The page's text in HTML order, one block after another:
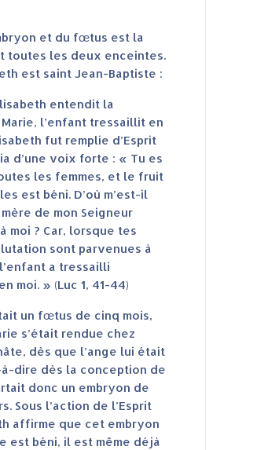
et du fœtus est la
toutes les deux enceintes.
est saint Jean-Baptiste :
entendit la
l’enfant tressaillit en
fut remplie d’Esprit
d’une voix forte : « Tu es
les femmes, et le fruit
est béni. D’où m’est-il
de mon Seigneur
moi ? Car, lorsque tes
sont parvenues à
a tressailli
moi. » (Luc 1, 41-44)
un fœtus de cinq mois,
s’était rendue chez
dès que l’ange lui était
à-dire dès la conception de
donc un embryon de
Sous l’action de l’Esprit
affirme que cet embryon
est béni, il est même déjà